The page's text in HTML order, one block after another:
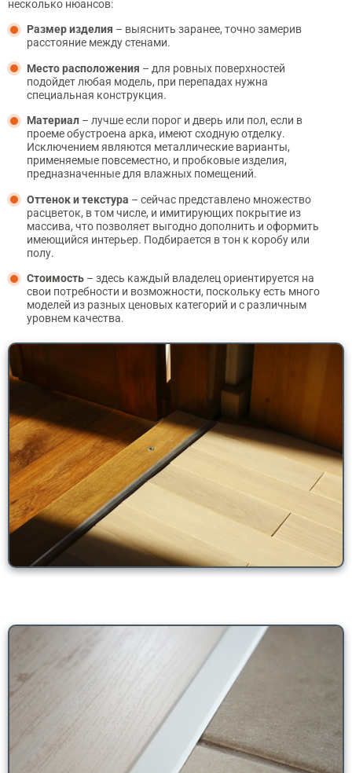
несколько нюансов:
Размер изделия – выяснить заранее, точно замерив
расстояние между стенами.
Место расположения – для ровных поверхностей
подойдет любая модель, при перепадах нужна
специальная конструкция.
Материал – лучше если порог и дверь или пол, если в
проеме обустроена арка, имеют сходную отделку.
Исключением являются металлические варианты,
применяемые повсеместно, и пробковые изделия,
предназначенные для влажных помещений.
Оттенок и текстура – сейчас представлено множество
расцветок, в том числе, и имитирующих покрытие из
массива, что позволяет выгодно дополнить и оформить
имеющийся интерьер. Подбирается в тон к коробу или
полу.
Стоимость – здесь каждый владелец ориентируется на
свои потребности и возможности, поскольку есть много
моделей из разных ценовых категорий и с различным
уровнем качества.